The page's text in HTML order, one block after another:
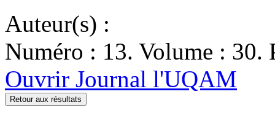
Auteur(s) :
Numéro : 13. Volume : 30.
Ouvrir Journal l'UQAM
Retour aux résultats